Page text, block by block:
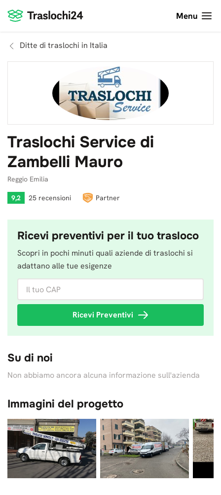
Menu
Ditte di traslochi in Italia
Traslochi Service di
Zambelli Mauro
Reggio Emilia
9,2 25 recensioni Partner
Ricevi preventivi per il tuo trasloco
Scopri in pochi minuti quali aziende di traslochi si
adattano alle tue esigenze
Il tuo CAP
Ricevi Preventivi
Su di noi
Non abbiamo ancora alcuna informazione sull'azienda
Immagini del progetto